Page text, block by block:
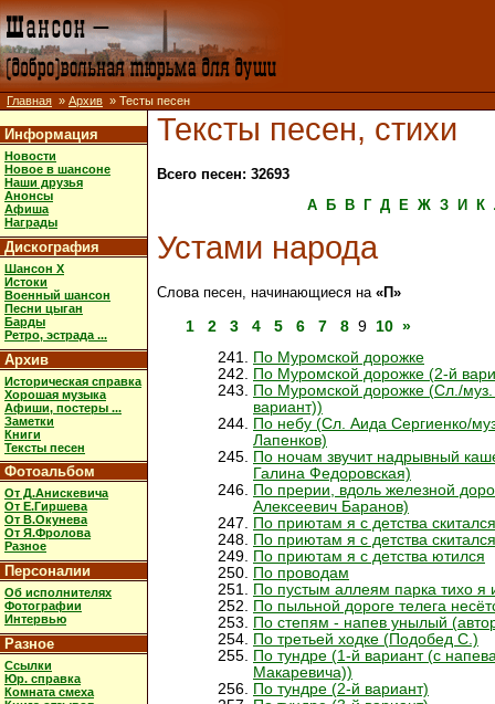
Главная » Архив » Тесты песен
Информация
Новости
Новое в шансоне
Наши друзья
Анонсы
Афиша
Награды
Дискография
Шансон X
Истоки
Военный шансон
Песни цыган
Барды
Ретро, эстрада ...
Архив
Историческая справка
Хорошая музыка
Афиши, постеры ...
Заметки
Книги
Тексты песен
Фотоальбом
От Д.Анискевича
От Е.Гиршева
От В.Окунева
От Я.Фролова
Разное
Персоналии
Об исполнителях
Фотографии
Интервью
Разное
Ссылки
Юр. справка
Комната смеха
Тексты песен, стихи
Всего песен: 32693
А
Б В Г Д Е Ж З И К
Устами народа
Слова песен, начинающиеся на «П»
1 2 3 4 5 6 7 8 9 10 »
По Муромской дорожке
По Муромской дорожке (2-й
По Муромской дорожке (Сл./
вариант))
По небу (Сл. Аида Сергиенко/
Лапенков)
По ночам звучит надрывный
Галина Федоровская)
По прерии, вдоль железной
Алексеевич Баранов)
По приютам я с детства
По приютам я с детства
По приютам я с детства ютился
По проводам
По пустым аллеям парка тихо я
По пыльной дороге телега
По степям - напев унылый
По третьей ходке (Подобед С.)
По тундре (1-й вариант (с
Макаревича))
По тундре (2-й вариант)